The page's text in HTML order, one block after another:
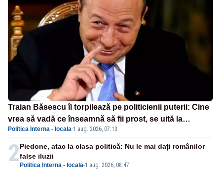
Traian Băsescu îi torpilează pe politicienii puterii: Cine
vrea să vadă ce înseamnă să fii prost, se uită la
România
Politica Interna - locala·1 aug. 2026, 07:13
2 Politica Interna - locala-1 aug. 2026, 08:47
Piedone, atac la clasa politică: Nu le mai dați românilor
false iluzii